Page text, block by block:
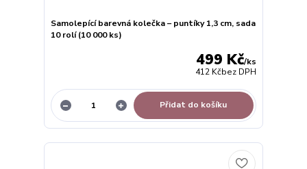
Samolepící barevná kolečka – puntíky 1,3 cm, sada
10 rolí (10 000 ks)
499 Kč/ks
412 Kčbez DPH
Přidat do košíku